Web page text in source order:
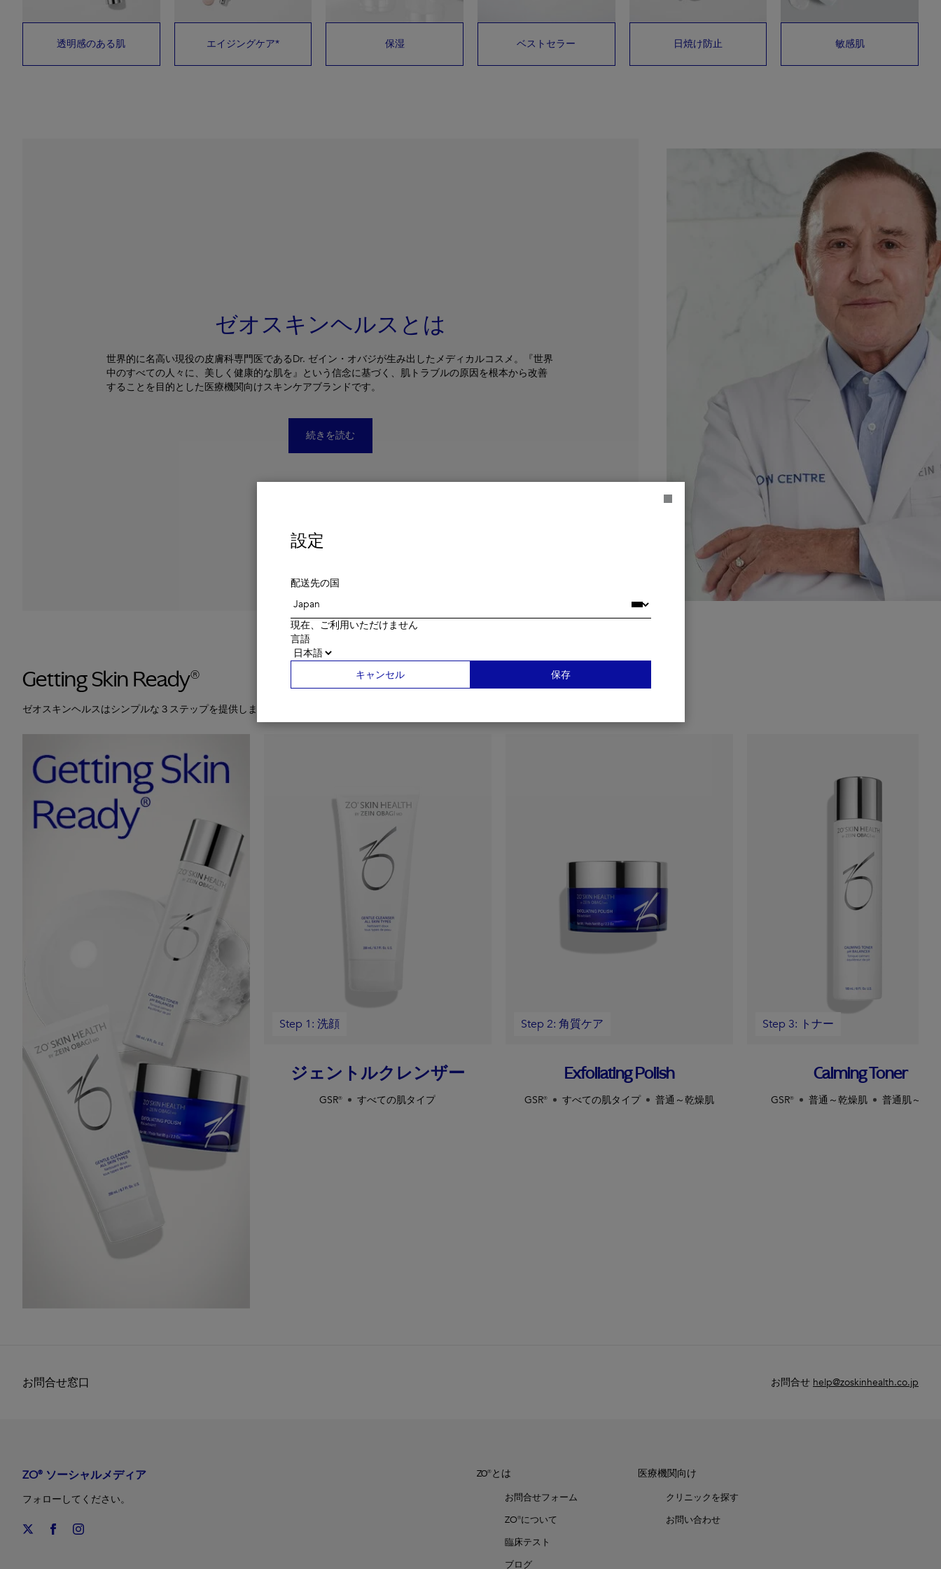
透明感のある肌 エイジングケア* 保湿 ベストセラー 日焼け防止 敏感肌
ゼオスキンヘルスとは
世界的に名高い現役の皮膚科専門医であるDr. ゼイン・オバジが生み出したメディカルコスメ。『世界
中のすべての人々に、美しく健康的な肌を』という信念に基づく、肌トラブルの原因を根本から改善
することを目的とした医療機関向けスキンケアブランドです。
続きを読む
Getting Skin Ready®
ゼオスキンヘルスはシンプルな３ステップを提供します。
ジェントルクレンザー
Step 1: 洗顔
GSR® すべての肌タイプ
Exfoliating Polish
Step 2: 角質ケア
GSR® すべての肌タイプ 普通～乾燥肌
Calming Toner
Step 3: トナー
GSR® 普通～乾燥肌 普通肌～敏
お問合せ窓口 お問合せ help@zoskinhealth.co.jp
ZO® ソーシャルメディア
フォローしてください。
ZO®とは
お問合せフォーム
ZO®について
臨床テスト
ブログ
医療機関向け
クリニックを探す
お問い合わせ
設定
配送先の国
現在、ご利用いただけません
言語
キャンセル 保存